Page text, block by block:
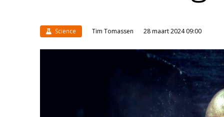
Science Tim Tomassen 28 maart 2024 09:00